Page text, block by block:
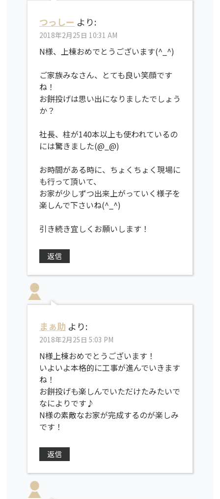
つっしー より:
2018年2月25日 10:31 AM
N様、上棟おめでとうございます(^_^)
ご家族みなさん、とても良い笑顔です
ね！
お餅投げは思い出になりましたでしょう
か？
社長、柱が140本以上も使われているの
には驚きました(@_@)
お時間がある時に、ちょくちょく現場に
も行って頂いて、
お家が少しずつ出来上がっていく様子を
楽しんで下さいね(^_^)
引き続き宜しくお願いします！
返信
まぁ助 より:
2018年2月25日 5:03 PM
N様上棟おめでとうございます！
いよいよ本格的に工事が進んでいきます
ね！
お餅投げも楽しんでいただけたみたいで
なによりです♪
N様の素敵なお家が完成するのが楽しみ
です！
返信